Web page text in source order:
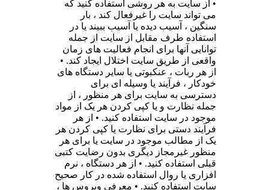
• از سایت به هر روشی استفاده کنید که
می تواند سایت را غیرفعال کند ، بار
سنگین ، آسیب دیده یا آسیب ببیند یا در
استفاده طرف مقابل از سایت از جمله
توانایی آنها برای انجام فعالیت های زمان
واقعی از طریق سایت اختلال ایجاد کند. •
از هر ربات ، عنکبوتی یا سایر دستگاه های
خودکار ، فرآیند یا وسیله ای برای
دسترسی به سایت برای هر منظور ، از
جمله نظارت و یا کپی کردن هر یک از مواد
موجود در سایت استفاده کنید. • از هر
فرآیند دستی برای نظارت یا کپی کردن هر
یک از مطالب موجود در سایت یا برای هر
منظور غیرمجاز دیگری بدون رضایت کتبی
قبلی استفاده کنید. • از هر دستگاه ، نرم
افزاری یا روال استفاده شده در کار صحیح
سایت استفاده کنید. • معرفی ویروس ها ،